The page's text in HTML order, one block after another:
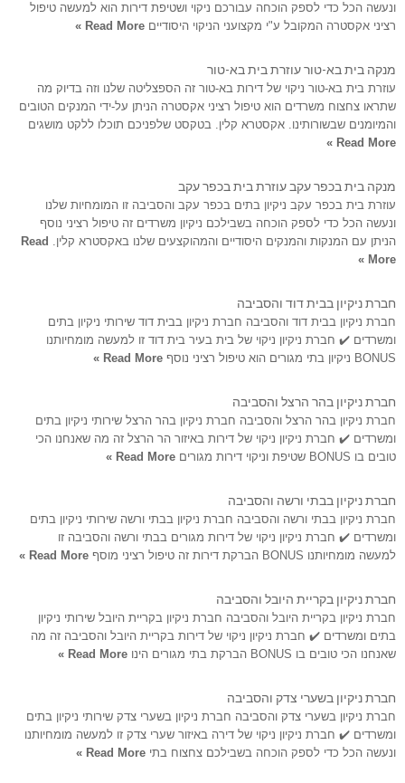
ונעשה הכל כדי לספק הוכחה עבורכם ניקוי ושטיפת דירות הוא למעשה טיפול
רציני אקסטרה המקובל ע"י מקצועני הניקוי היסודיים Read More »
מנקה בית בא-טור עוזרת בית בא-טור
עוזרת בית בא-טור ניקוי של דירות בא-טור זה הספצליטה שלנו וזה בדיוק מה
שתראו צחצוח משרדים הוא טיפול רציני אקסטרה הניתן על-ידי המנקים הטובים
והמיומנים שבשורותינו. אקסטרא קלין. בטקסט שלפניכם תוכלו ללקט מושגים
Read More »
מנקה בית בכפר עקב עוזרת בית בכפר עקב
עוזרת בית בכפר עקב ניקיון בתים בכפר עקב והסביבה זו המומחיות שלנו
ונעשה הכל כדי לספק הוכחה בשבילכם ניקיון משרדים זה טיפול רציני נוסף
הניתן עם המנקות והמנקים היסודיים והמהוקצעים שלנו באקסטרא קלין. Read
More »
חברת ניקיון בבית דוד והסביבה
חברת ניקיון בבית דוד והסביבה חברת ניקיון בבית דוד שירותי ניקיון בתים
ומשרדים ✔️ חברת ניקיון ניקוי של בית בעיר בית דוד זו למעשה מומחיותנו
BONUS ניקיון בתי מגורים הוא טיפול רציני נוסף
Read More »
חברת ניקיון בהר הרצל והסביבה
חברת ניקיון בהר הרצל והסביבה חברת ניקיון בהר הרצל שירותי ניקיון בתים
ומשרדים ✔️ חברת ניקיון ניקוי של דירות באיזור הר הרצל זה מה שאנחנו הכי
טובים בו BONUS שטיפת וניקוי דירות מגורים
Read More »
חברת ניקיון בבתי ורשה והסביבה
חברת ניקיון בבתי ורשה והסביבה חברת ניקיון בבתי ורשה שירותי ניקיון בתים
ומשרדים ✔️ חברת ניקיון ניקוי של דירות מגורים בבתי ורשה והסביבה זו
למעשה מומחיותנו BONUS הברקת דירות זה טיפול רציני מוסף
Read More »
חברת ניקיון בקריית היובל והסביבה
חברת ניקיון בקריית היובל והסביבה חברת ניקיון בקריית היובל שירותי ניקיון
בתים ומשרדים ✔️ חברת ניקיון ניקוי של דירות בקריית היובל והסביבה זה מה
שאנחנו הכי טובים בו BONUS הברקת בתי מגורים הינו
Read More »
חברת ניקיון בשערי צדק והסביבה
חברת ניקיון בשערי צדק והסביבה חברת ניקיון בשערי צדק שירותי ניקיון בתים
ומשרדים ✔️ חברת ניקיון ניקוי של דירה באיזור שערי צדק זו למעשה מומחיותנו
ונעשה הכל כדי לספק הוכחה בשבילכם צחצוח בתי Read More »